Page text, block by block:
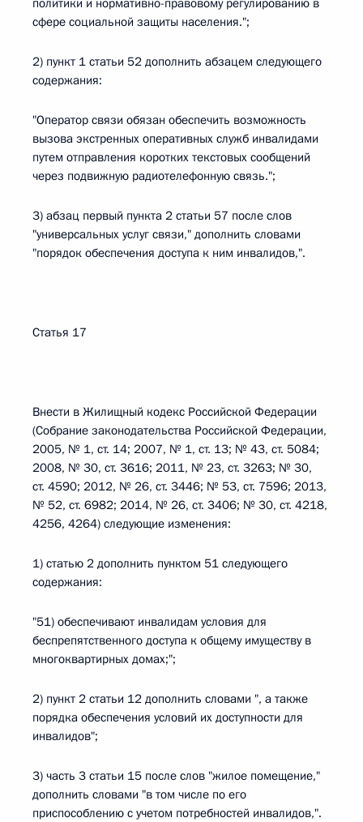
политики и нормативно-правовому регулированию в
сфере социальной защиты населения.";
2) пункт 1 статьи 52 дополнить абзацем следующего
содержания:
"Оператор связи обязан обеспечить возможность
вызова экстренных оперативных служб инвалидами
путем отправления коротких текстовых сообщений
через подвижную радиотелефонную связь.";
3) абзац первый пункта 2 статьи 57 после слов
"универсальных услуг связи," дополнить словами
"порядок обеспечения доступа к ним инвалидов,".
Статья 17
Внести в Жилищный кодекс Российской Федерации
(Собрание законодательства Российской Федерации,
2005, № 1, ст. 14; 2007, № 1, ст. 13; № 43, ст. 5084;
2008, № 30, ст. 3616; 2011, № 23, ст. 3263; № 30,
ст. 4590; 2012, № 26, ст. 3446; № 53, ст. 7596; 2013,
№ 52, ст. 6982; 2014, № 26, ст. 3406; № 30, ст. 4218,
4256, 4264) следующие изменения:
1) статью 2 дополнить пунктом 51 следующего
содержания:
"51) обеспечивают инвалидам условия для
беспрепятственного доступа к общему имуществу в
многоквартирных домах;";
2) пункт 2 статьи 12 дополнить словами ", а также
порядка обеспечения условий их доступности для
инвалидов";
3) часть 3 статьи 15 после слов "жилое помещение,"
дополнить словами "в том числе по его
приспособлению с учетом потребностей инвалидов,".